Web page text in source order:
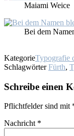
Mai­ami Wei­ce
Bei dem
KategorieTypografie
Schlagwörter Fürth,
Schreibe einen
Pflichtfelder sind mit
Nachricht *